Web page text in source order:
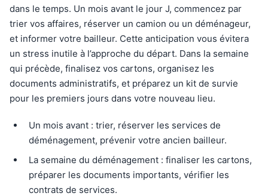
dans le temps. Un mois avant le jour J, commencez par
trier vos affaires, réserver un camion ou un déménageur,
et informer votre bailleur. Cette anticipation vous évitera
un stress inutile à l’approche du départ. Dans la semaine
qui précède, finalisez vos cartons, organisez les
documents administratifs, et préparez un kit de survie
pour les premiers jours dans votre nouveau lieu.
Un mois avant : trier, réserver les services de
déménagement, prévenir votre ancien bailleur.
La semaine du déménagement : finaliser les cartons,
préparer les documents importants, vérifier les
contrats de services.